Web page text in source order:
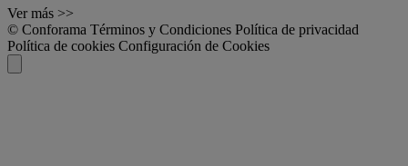
Ver más >>
© Conforama Términos y Condiciones Política de privacidad
Política de cookies Configuración de Cookies